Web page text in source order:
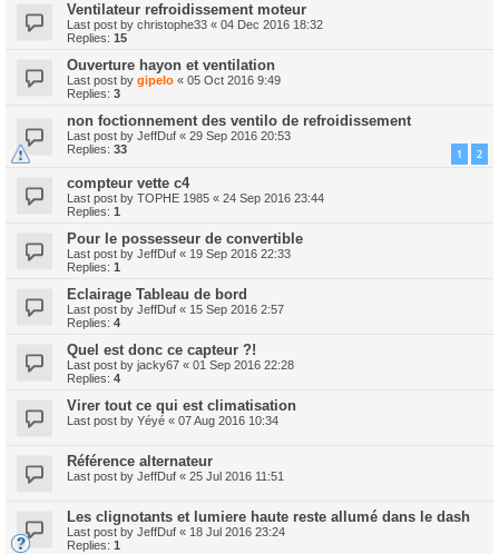
Ventilateur refroidissement moteur
Last post by christophe33 « 04 Dec 2016 18:32
Replies: 15
Ouverture hayon et ventilation
Last post by gipelo « 05 Oct 2016 9:49
Replies: 3
non foctionnement des ventilo de refroidissement
Last post by JeffDuf « 29 Sep 2016 20:53
Replies: 33 1 2
compteur vette c4
Last post by TOPHE 1985 « 24 Sep 2016 23:44
Replies: 1
Pour le possesseur de convertible
Last post by JeffDuf « 19 Sep 2016 22:33
Replies: 1
Eclairage Tableau de bord
Last post by JeffDuf « 15 Sep 2016 2:57
Replies: 4
Quel est donc ce capteur ?!
Last post by jacky67 « 01 Sep 2016 22:28
Replies: 4
Virer tout ce qui est climatisation
Last post by Yéyé « 07 Aug 2016 10:34
Référence alternateur
Last post by JeffDuf « 25 Jul 2016 11:51
Les clignotants et lumiere haute reste allumé dans le dash
Last post by JeffDuf « 18 Jul 2016 23:24
Replies: 1